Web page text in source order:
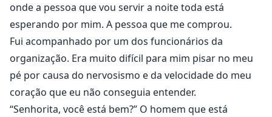
James Arch Smith, o CEO, o chefe da empresa onde ela
trabalha. Ele tem alguma relação com ele?
#Shakeera&James
onde a pessoa que vou servir a noite toda está
esperando por mim. A pessoa que me comprou.
Fui acompanhado por um dos funcionários da
organização. Era muito difícil para mim pisar no meu
pé por causa do nervosismo e da velocidade do meu
coração que eu não conseguia entender.
“Senhorita, você está bem?” O homem que está